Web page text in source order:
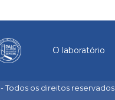
O laboratório
- Todos os direitos reservados